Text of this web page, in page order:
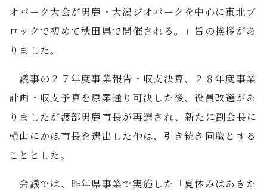
オパーク大会が男鹿・大潟ジオパークを中心に東北ブ
ロックで初めて秋田県で開催される。」旨の挨拶があ
りました。
議事の２７年度事業報告・収支決算、２８年度事業
計画・収支予算を原案通り可決した後、役員改選があ
りましたが渡部男鹿市長が再選され、新たに副会長に
横山にかほ市長を選出した他は、引き続き同職とする
こととした。
会議では、昨年県事業で実施した「夏休みはあきた